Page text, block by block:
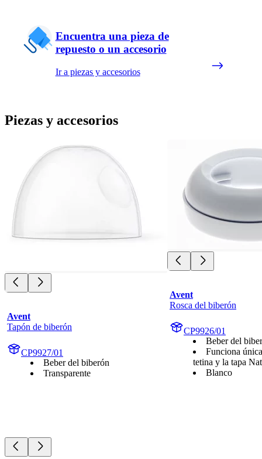
Encuentra una pieza de
repuesto o un accesorio
Ir a piezas y accesorios
Piezas y accesorios
Avent
Tapón de biberón
CP9927/01
Beber del biberón
Transparente
Avent
Rosca del biberón
CP9926/01
Beber del
Funciona
tetina y la tapa
Blanco